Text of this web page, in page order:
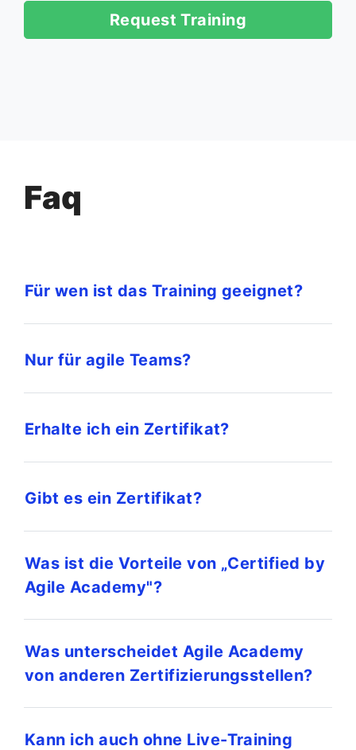
Request Training
Faq
Für wen ist das Training geeignet?
Nur für agile Teams?
Erhalte ich ein Zertifikat?
Gibt es ein Zertifikat?
Was ist die Vorteile von „Certified by
Agile Academy"?
Was unterscheidet Agile Academy
von anderen Zertifizierungsstellen?
Kann ich auch ohne Live-Training